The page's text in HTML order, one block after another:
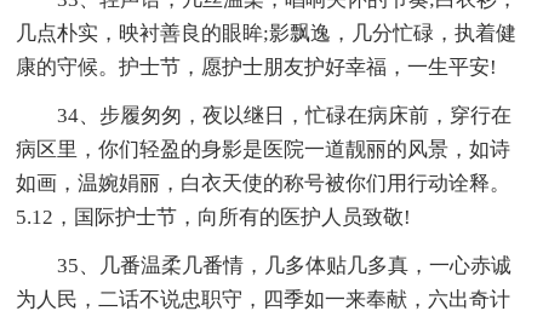
几点朴实，映衬善良的眼眸;影飘逸，几分忙碌，执着健
康的守候。护士节，愿护士朋友护好幸福，一生平安!
34、步履匆匆，夜以继日，忙碌在病床前，穿行在
病区里，你们轻盈的身影是医院一道靓丽的风景，如诗
如画，温婉娟丽，白衣天使的称号被你们用行动诠释。
5.12，国际护士节，向所有的医护人员致敬!
35、几番温柔几番情，几多体贴几多真，一心赤诚
为人民，二话不说忠职守，四季如一来奉献，六出奇计